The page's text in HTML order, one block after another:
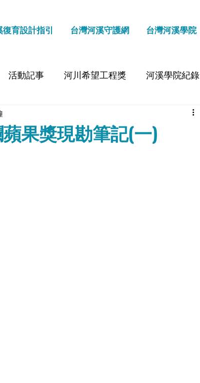
復育設計指引 台灣河溪守護網 台灣河溪學院
活動記事 河川希望工程獎 河溪學院紀錄
果獎現勘筆記(一)